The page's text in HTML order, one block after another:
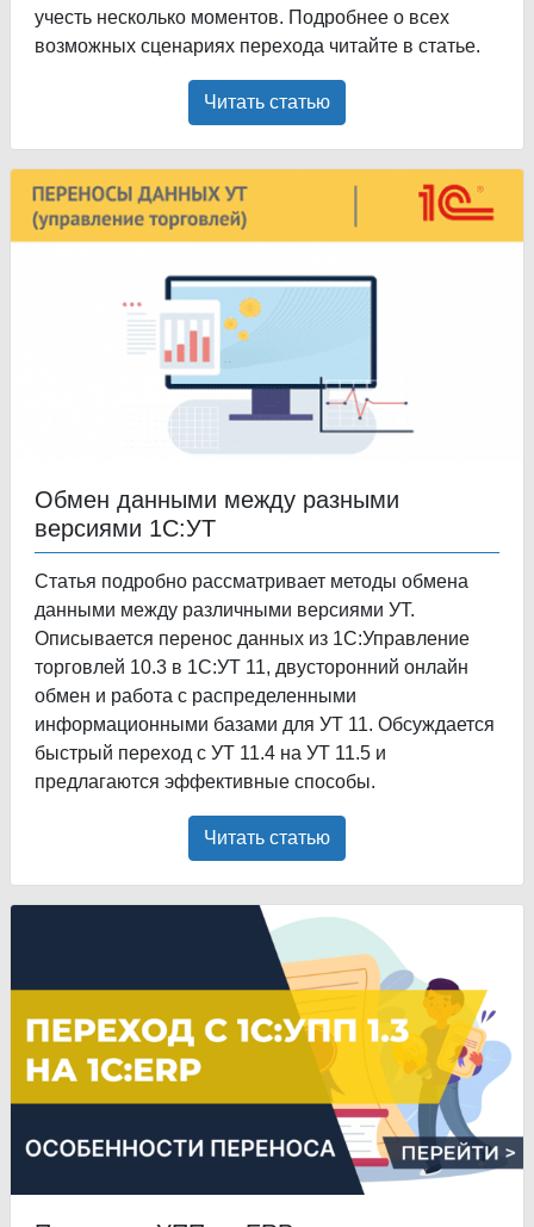
учесть несколько моментов. Подробнее о всех
возможных сценариях перехода читайте в статье.
Читать статью
Обмен данными между разными
версиями 1С:УТ
Статья подробно рассматривает методы обмена
данными между различными версиями УТ.
Описывается перенос данных из 1С:Управление
торговлей 10.3 в 1С:УТ 11, двусторонний онлайн
обмен и работа с распределенными
информационными базами для УТ 11. Обсуждается
быстрый переход с УТ 11.4 на УТ 11.5 и
предлагаются эффективные способы.
Читать статью